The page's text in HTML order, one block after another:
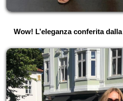
Wow! L’eleganza conferita